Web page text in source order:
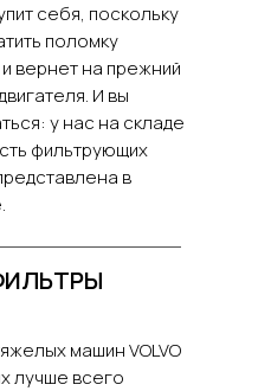
себя, поскольку
поломку
вернет на прежний
И вы
у нас на складе
фильтрующих
в
машин VOLVO
лучше всего